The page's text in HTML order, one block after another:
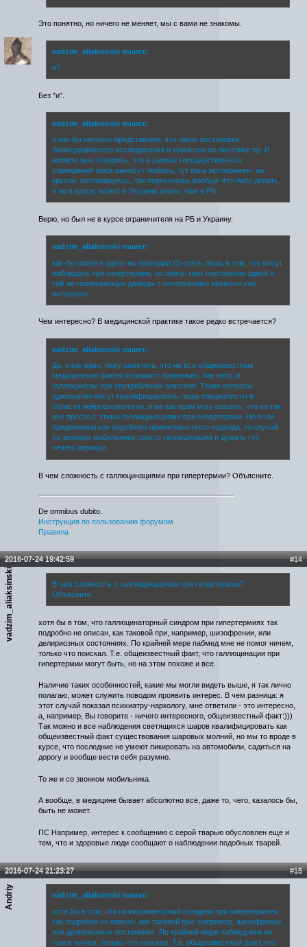
Это понятно, но ничего не меняет, мы с вами не знакомы.
vadzim_aliaksinski пишет:
и?
Без "и".
vadzim_aliaksinski пишет:
я как-бы неплохо представляю, что такое постановка
биомедицинского исследования и комиссии по биоэтике пр. И
можете мне поверить, что в рамках государственного
учреждения моск вынесут любому, тут пока эксперимент на
крысах запланируешь, так перехочешь вообще что-либо делать,
я не в курсе, может в Украине иначе, чем в РБ.
Верю, но был не в курсе ограничителя на РБ и Украину.
vadzim_aliaksinski пишет:
как-бы связи я здесь не проводил:))) связь лишь в том, что могут
наблюдать при гипертермии, но опять-таки повторение одной и
той же галлюцинации дважды с интервалами времени уже
интересно.
Чем интересно? В медицинской практике такое редко встречается?
vadzim_aliaksinski пишет:
Да, и как врач, могу заметить, что не все общеизвестные
медицинские факты понимают правильно, как напр. и
галлюцинозы при употреблении алкоголя. Такие вопросы
однозначно могут квалифицировать лишь специалисты в
области нейрофизиологии, я же как врач могу сказать, что не так
все просто с этими галлюцинациями при гипертермии. Но если
придерживаться подобного примитивисткого подхода, то случай
со звонком мобильника просто галлюцинация и думать тут
нечего априори.
В чем сложность с галлюцинациями при гипертермии? Объясните.
De omnibus dubito.
Инструкция по пользованию форумом
Правила
#14
2016-07-24 19:42:59
vadzim_aliaksinski
В чем сложность с галлюцинациями при гипертермии?
Объясните.
хотя бы в том, что галлюцинаторный синдром при гипертермиях так
подробно не описан, как таковой при, например, шизофрении, или
делириозных состояниях. По крайней мере пабмед мне не помог ничем,
только что поискал. Т.е. общеизвестный факт, что галлюцинации при
гипертермии могут быть, но на этом похоже и все.
Наличие таких особенностей, какие мы могли видеть выше, я так лично
полагаю, может служить поводом проявить интерес. В чем разница: я
этот случай показал психиатру-наркологу, мне ответили - это интересно,
а, например, Вы говорите - ничего интересного, общеизвестный факт:)))
Так можно и все наблюдения светящихся шаров квалифицировать как
общеизвестный факт существования шаровых молний, но мы то вроде в
курсе, что последние не умеют пикировать на автомобили, садиться на
дорогу и вообще вести себя разумно.
То же и со звонком мобильника.
А вообще, в медицине бывает абсолютно все, даже то, чего, казалось бы,
быть не может.
ПС Например, интерес к сообщению с серой тварью обусловлен еще и
тем, что и здоровые люди сообщают о наблюдении подобных тварей.
#15
2016-07-24 21:23:27
Andriy
vadzim_aliaksinski пишет:
хотя бы в том, что галлюцинаторный синдром при гипертермиях
так подробно не описан, как таковой при, например, шизофрении,
или делириозных состояниях. По крайней мере пабмед мне не
помог ничем, только что поискал. Т.е. общеизвестный факт, что